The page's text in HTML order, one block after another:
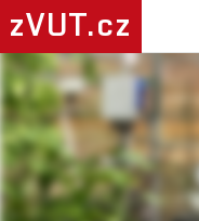
zVUT.cz